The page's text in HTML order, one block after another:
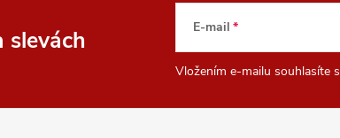
slevách E-mail
Vložením e-mailu souhlasíte s